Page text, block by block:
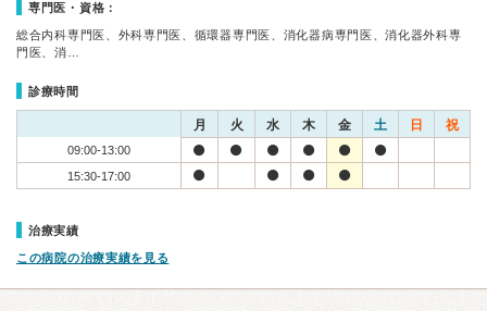
専門医・資格：
総合内科専門医、外科専門医、循環器専門医、消化器病専門医、消化器外科専
門医、消…
診療時間
月 火 水 木 金 土 日 祝
09:00-13:00
15:30-17:00
治療実績
この病院の治療実績を見る